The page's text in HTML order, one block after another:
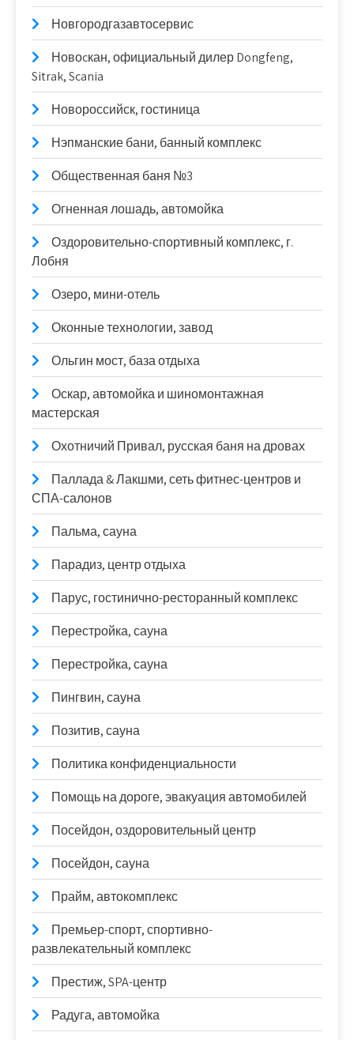
Новгородгазавтосервис
Новоcкан, официальный дилер Dongfeng,
Sitrak, Scania
Новороссийск, гостиница
Нэпманские бани, банный комплекс
Общественная баня №3
Огненная лошадь, автомойка
Оздоровительно-спортивный комплекс, г.
Лобня
Озеро, мини-отель
Оконные технологии, завод
Ольгин мост, база отдыха
Оскар, автомойка и шиномонтажная
мастерская
Охотничий Привал, русская баня на дровах
Паллада & Лакшми, сеть фитнес-центров и
СПА-салонов
Пальма, сауна
Парадиз, центр отдыха
Парус, гостинично-ресторанный комплекс
Перестройка, сауна
Перестройка, сауна
Пингвин, сауна
Позитив, сауна
Политика конфиденциальности
Помощь на дороге, эвакуация автомобилей
Посейдон, оздоровительный центр
Посейдон, сауна
Прайм, автокомплекс
Премьер-спорт, спортивно-
развлекательный комплекс
Престиж, SPA-центр
Радуга, автомойка